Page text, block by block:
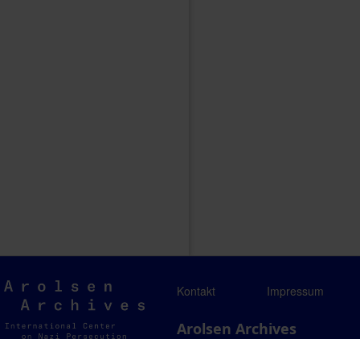
Arolsen
Archives
Kontakt Impressum
Arolsen Archives